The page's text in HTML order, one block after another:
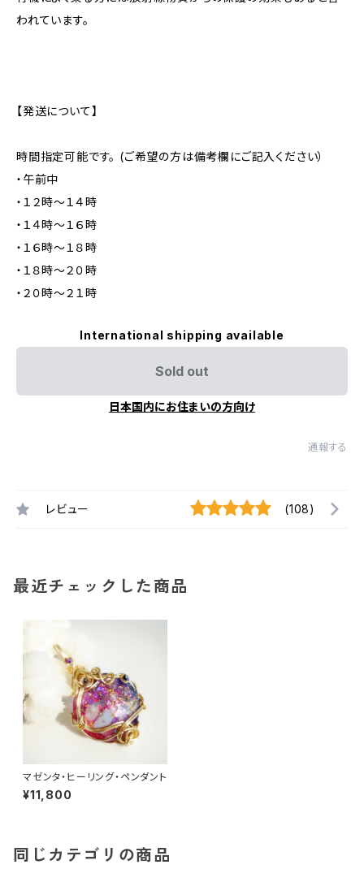
われています。
【発送について】
時間指定可能です。 (ご希望の方は備考欄にご記入ください）
・午前中
・１２時～１４時
・１４時～１６時
・１６時～１８時
・１８時～２０時
・２０時～２１時
International shipping available
Sold out
日本国内にお住まいの方向け
通報する
レビュー (108)
最近チェックした商品
マゼンタ・ヒーリング・ペンダント
¥11,800
同じカテゴリの商品